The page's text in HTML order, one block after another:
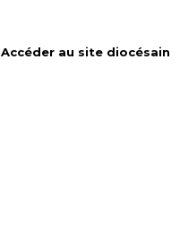
Accéder au site diocésain